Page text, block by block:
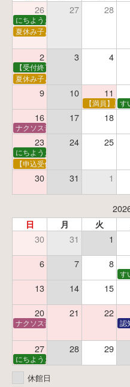
26 27 28
にちようえほん
夏休み子ども映画会
2 3 4
【受付終了】親子で挑戦！調べ学
夏休み子ども平和映画会
9 10 11
【満員】夏す
16 17 18
ナクソス音楽会 第5回 NHK交響楽
23 24 25
にちようえほん
【申込受付中】ゆうべのこわ～いお
30 31 1
日 月 火
30 31 1
6 7 8
す
13 14 15
20 21 22
ナクソス音楽会 第6回 宇宙を感じ認
27 28 29
にちようえほん
休館日